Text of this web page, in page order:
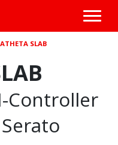
SLAB
Controller